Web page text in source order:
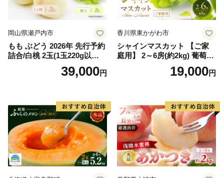
岡山県瀬戸内市
もも ぶどう 2026年 先行予約
詰合/白桃 2玉(1玉220g以
上)・シャインマスカット 晴
39,000円
香川県東かがわ市
シャインマスカット 【ご家
庭用】 2～6房(約2kg) 葡萄 ぶ
どう ブドウ フルーツ 果物 く
だもの 果実 旬の果物 旬のフ
19,000円